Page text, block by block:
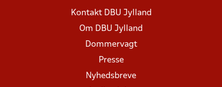
Kontakt DBU Jylland
Om DBU Jylland
Dommervagt
Presse
Nyhedsbreve